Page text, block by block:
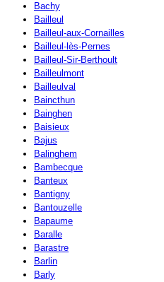
Bachy
Bailleul
Bailleul-aux-Cornailles
Bailleul-lès-Pernes
Bailleul-Sir-Berthoult
Bailleulmont
Bailleulval
Baincthun
Bainghen
Baisieux
Bajus
Balinghem
Bambecque
Banteux
Bantigny
Bantouzelle
Bapaume
Baralle
Barastre
Barlin
Barly